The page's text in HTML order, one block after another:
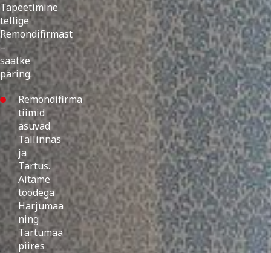
Tapeetimine
tellige
Remondifirmast
–
saatke
päring.
Remondifirma
tiimid
asuvad
Tallinnas
ja
Tartus.
Aitame
töödega
Harjumaa
ning
Tartumaa
piires